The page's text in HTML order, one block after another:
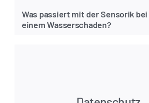
Was passiert mit der Sensorik bei
einem Wasserschaden?